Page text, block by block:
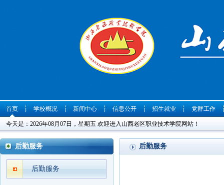
首页
今天是：2026年08月07日，星期五 欢迎进入山西老区职业技术学院网站！
┆ 学校概况 ┆ 新闻中心 ┆ 信息公开 ┆ 招生就业 ┆ 党群工作
后勤服务
后勤服务
后勤服务